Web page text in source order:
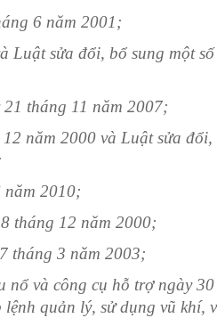
áng 6 năm 2001;
Luật sửa đổi, bổ sung một số
tháng 11 năm 2007;
năm 2000 và Luật sửa
năm 2010;
tháng 12 năm 2000;
tháng 3 năm 2003;
nổ và công cụ hỗ trợ ngày
lệnh quản lý, sử dụng vũ khí,